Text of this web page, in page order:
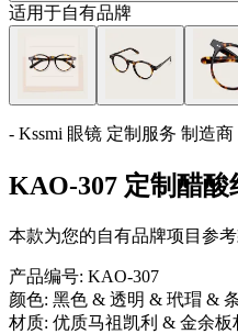
适用于自有品牌
- Kssmi 眼镜 定制服务 制造商
KAO-307 定制醋酸
本款为您的自有品牌项目参
产品编号: KAO-307
颜色: 黑色 & 透明 & 玳瑁 &
材质: 优质马祖凯利 & 金余板